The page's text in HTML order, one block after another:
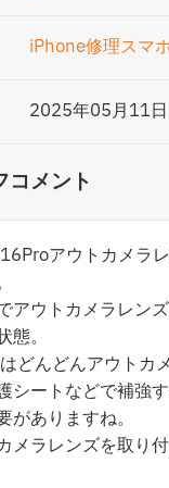
iPhone修理スマ
2025年05月11日
コメント
アウトカメラ
アウトカメラレン
。
どんどんアウトカ
シートなどで補強す
がありますね。
メラレンズを取り